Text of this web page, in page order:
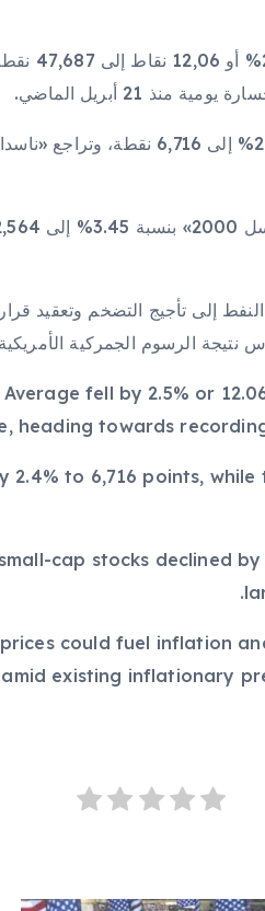
21 أبريل الماضي.
إلى تأجيج التضخم وتعقيد
الرسوم الجمركية
fell by 2.5% or
heading towards
2.4% to 6,716 points,
cap stocks declined
could fuel inflation
existing inflationary